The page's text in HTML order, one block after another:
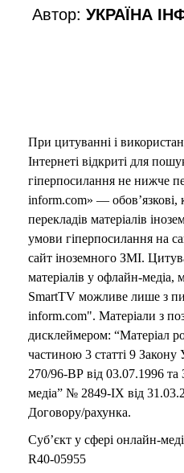
Автор:УКРАЇНА
При цитуванні і
Інтернеті відкриті для
гіперпосилання не нижче
inform.com» — обов’язкові,
перекладів матеріалів
умови гіперпосилання на
сайт іноземного ЗМІ.
матеріалів у офлайн-медіа,
SmartTV можливе лише з
inform.com". Матеріали з
дисклеймером: “Матеріал
частиною 3 статті 9
270/96-ВР від 03.07.1996
медіа” № 2849-IX від
Договору/рахунка.
Суб’єкт у сфері онлайн-
R40-05955